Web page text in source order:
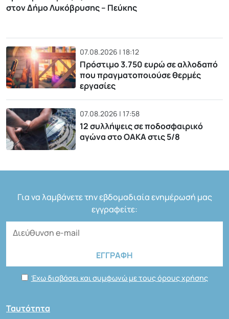
στον Δήμο Λυκόβρυσης – Πεύκης
07.08.2026 | 18:12
Πρόστιμο 3.750 ευρώ σε αλλοδαπό
που πραγματοποιούσε θερμές
εργασίες
07.08.2026 | 17:58
12 συλλήψεις σε ποδοσφαιρικό
αγώνα στο ΟΑΚΑ στις 5/8
Για να λαμβάνετε την εβδομαδιαία ενημέρωσή μας
εγγραφείτε:
Έχω διαβάσει και συμφωνώ με τους όρους χρήσης
Ταυτότητα